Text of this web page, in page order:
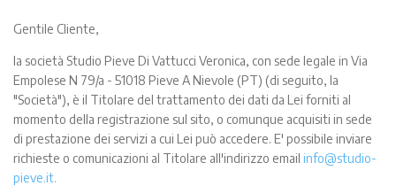
Gentile Cliente,
la società Studio Pieve Di Vattucci Veronica, con sede legale in Via
Empolese N 79/a - 51018 Pieve A Nievole (PT) (di seguito, la
"Società"), è il Titolare del trattamento dei dati da Lei forniti al
momento della registrazione sul sito, o comunque acquisiti in sede
di prestazione dei servizi a cui Lei può accedere. E' possibile inviare
richieste o comunicazioni al Titolare all'indirizzo email info@studio-
pieve.it.